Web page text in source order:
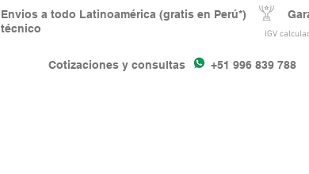
IGV
Cotizaciones y consultas +51 996 839 788 |
Envios a todo Latinoamérica (gratis en Perú*)
técnico